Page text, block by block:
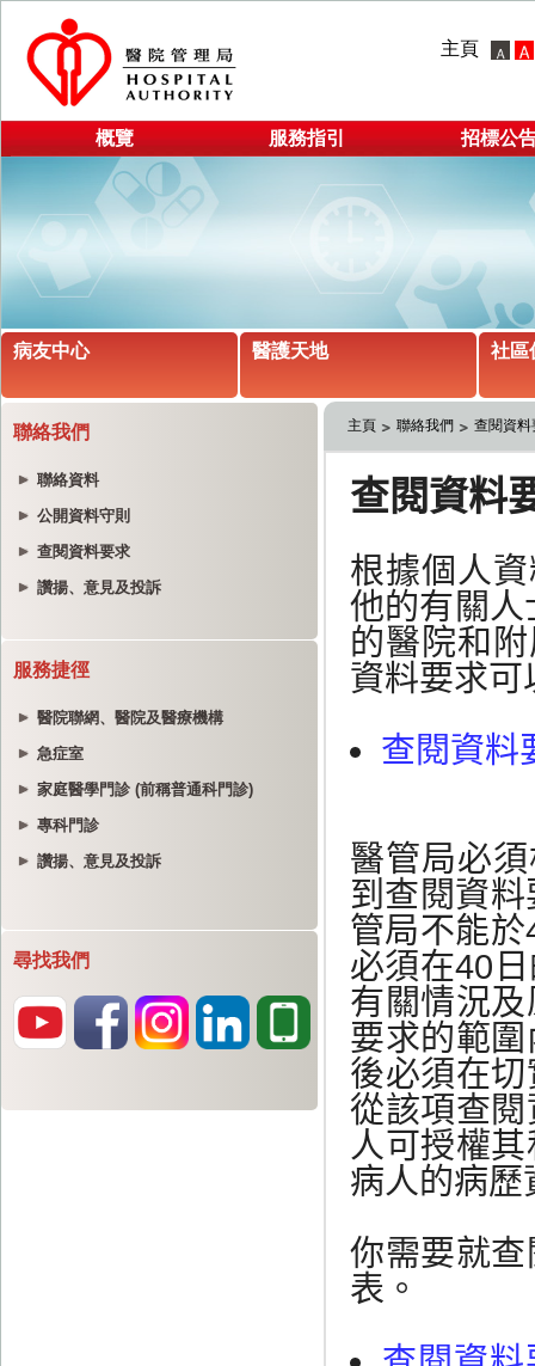
主頁
概覽 服務指引 招標公
病友中心 醫護天地 社區
聯絡我們
聯絡資料
公開資料守則
查閱資料要求
讚揚、意見及投訴
服務捷徑
醫院聯網、醫院及醫療機構
急症室
家庭醫學門診 (前稱普通科門診)
專科門診
讚揚、意見及投訴
尋找我們
主頁 聯絡我們 查閱資料